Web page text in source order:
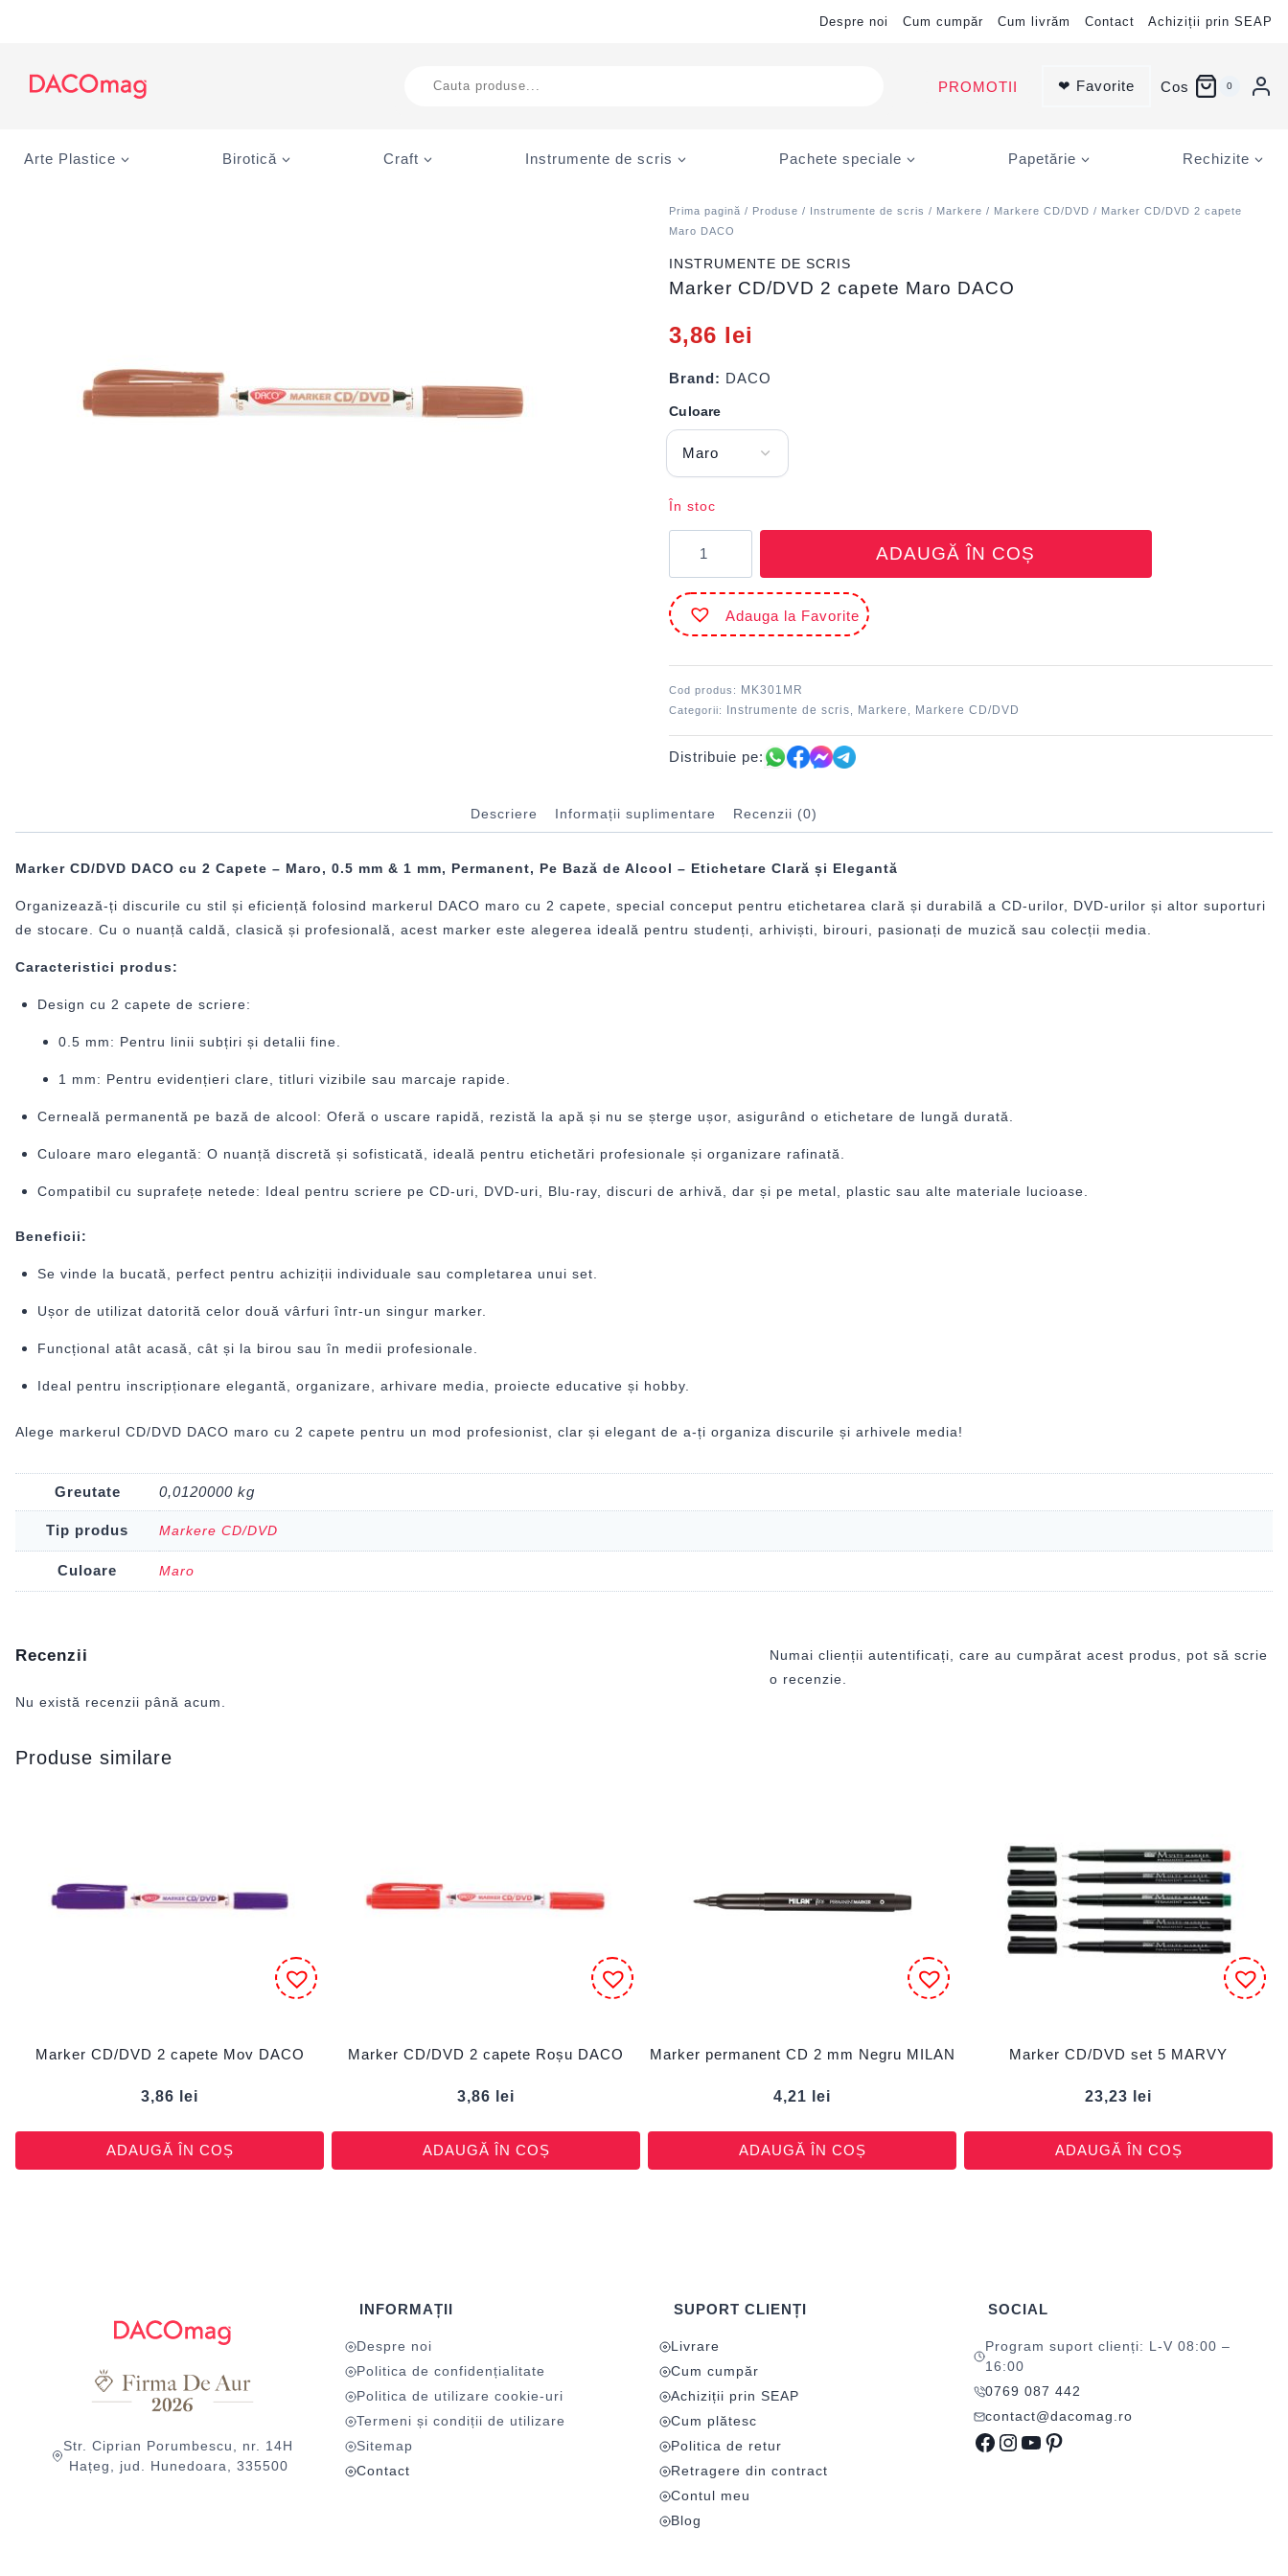
Despre noi Cum cumpăr Cum livrăm Contact Achiziții prin SEAP
search
PROMOTII ❤ Favorite Cos 0
Arte Plastice Birotică Craft Instrumente de scris Pachete speciale Papetărie Rechizite
Prima pagină / Produse / Instrumente de scris / Markere / Markere CD/DVD / Marker CD/DVD 2 capete
Maro DACO
INSTRUMENTE DE SCRIS
Marker CD/DVD 2 capete Maro DACO
3,86 lei
Brand: DACO
Culoare
În stoc
Marker
CD/DVD
2
capete
Maro
ADAUGĂ ÎN COȘ
Adauga la Favorite
Cod produs: MK301MR
Categorii: Instrumente de scris Markere Markere CD/DVD
Distribuie pe:
Descriere Informații suplimentare Recenzii (0)
Marker CD/DVD DACO cu 2 Capete – Maro, 0.5 mm & 1 mm, Permanent, Pe Bază de Alcool – Etichetare Clară și Elegantă
Organizează-ți discurile cu stil și eficiență folosind markerul DACO maro cu 2 capete, special conceput pentru etichetarea clară și durabilă a CD-urilor, DVD-urilor și altor suporturi
de stocare. Cu o nuanță caldă, clasică și profesională, acest marker este alegerea ideală pentru studenți, arhiviști, birouri, pasionați de muzică sau colecții media.
Caracteristici produs:
Design cu 2 capete de scriere:
0.5 mm: Pentru linii subțiri și detalii fine.
1 mm: Pentru evidențieri clare, titluri vizibile sau marcaje rapide.
Cerneală permanentă pe bază de alcool: Oferă o uscare rapidă, rezistă la apă și nu se șterge ușor, asigurând o etichetare de lungă durată.
Culoare maro elegantă: O nuanță discretă și sofisticată, ideală pentru etichetări profesionale și organizare rafinată.
Compatibil cu suprafețe netede: Ideal pentru scriere pe CD-uri, DVD-uri, Blu-ray, discuri de arhivă, dar și pe metal, plastic sau alte materiale lucioase.
Beneficii:
Se vinde la bucată, perfect pentru achiziții individuale sau completarea unui set.
Ușor de utilizat datorită celor două vârfuri într-un singur marker.
Funcțional atât acasă, cât și la birou sau în medii profesionale.
Ideal pentru inscripționare elegantă, organizare, arhivare media, proiecte educative și hobby.
Alege markerul CD/DVD DACO maro cu 2 capete pentru un mod profesionist, clar și elegant de a-ți organiza discurile și arhivele media!
Greutate 0,0120000 kg
Tip produs Markere CD/DVD
Culoare Maro
Recenzii
Nu există recenzii până acum.
Numai clienții autentificați, care au cumpărat acest produs, pot să scrie
o recenzie.
Produse similare
Marker CD/DVD 2 capete Mov DACO
3,86 lei
ADAUGĂ ÎN COȘ
Marker CD/DVD 2 capete Roșu DACO
3,86 lei
ADAUGĂ ÎN COȘ
Marker permanent CD 2 mm Negru MILAN
4,21 lei
ADAUGĂ ÎN COȘ
Marker CD/DVD set 5 MARVY
23,23 lei
ADAUGĂ ÎN COȘ
Str. Ciprian Porumbescu, nr. 14H
Hațeg, jud. Hunedoara, 335500
INFORMAȚII
Despre noi
Politica de confidențialitate
Politica de utilizare cookie-uri
Termeni și condiții de utilizare
Sitemap
Contact
SUPORT CLIENȚI
Livrare
Cum cumpăr
Achiziții prin SEAP
Cum plătesc
Politica de retur
Retragere din contract
Contul meu
Blog
SOCIAL
Program suport clienți: L-V 08:00 –
16:00
0769 087 442
contact@dacomag.ro
Facebook
Instagram
YouTube
Pinterest